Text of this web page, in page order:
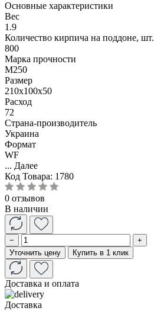
Основные характеристики
Вес
1.9
Количество кирпича на поддоне, шт.
800
Марка прочности
М250
Размер
210x100x50
Расход
72
Страна-производитель
Украина
Формат
WF
... Далее
Код Товара: 1780
0 отзывов
В наличии
−
+
Уточнить цену
Купить в 1 клик
Доставка и оплата
Доставка